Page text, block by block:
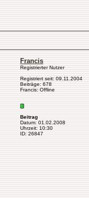
Francis
Registrierter Nutzer
Registriert seit: 09.11.2004
Beiträge: 678
Francis: Offline
Beitrag
Datum: 01.02.2008
Uhrzeit: 10:30
ID: 26847